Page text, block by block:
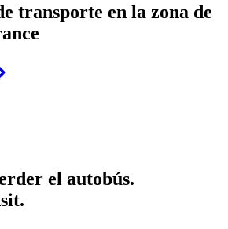
transporte en la zona de
el autobús.